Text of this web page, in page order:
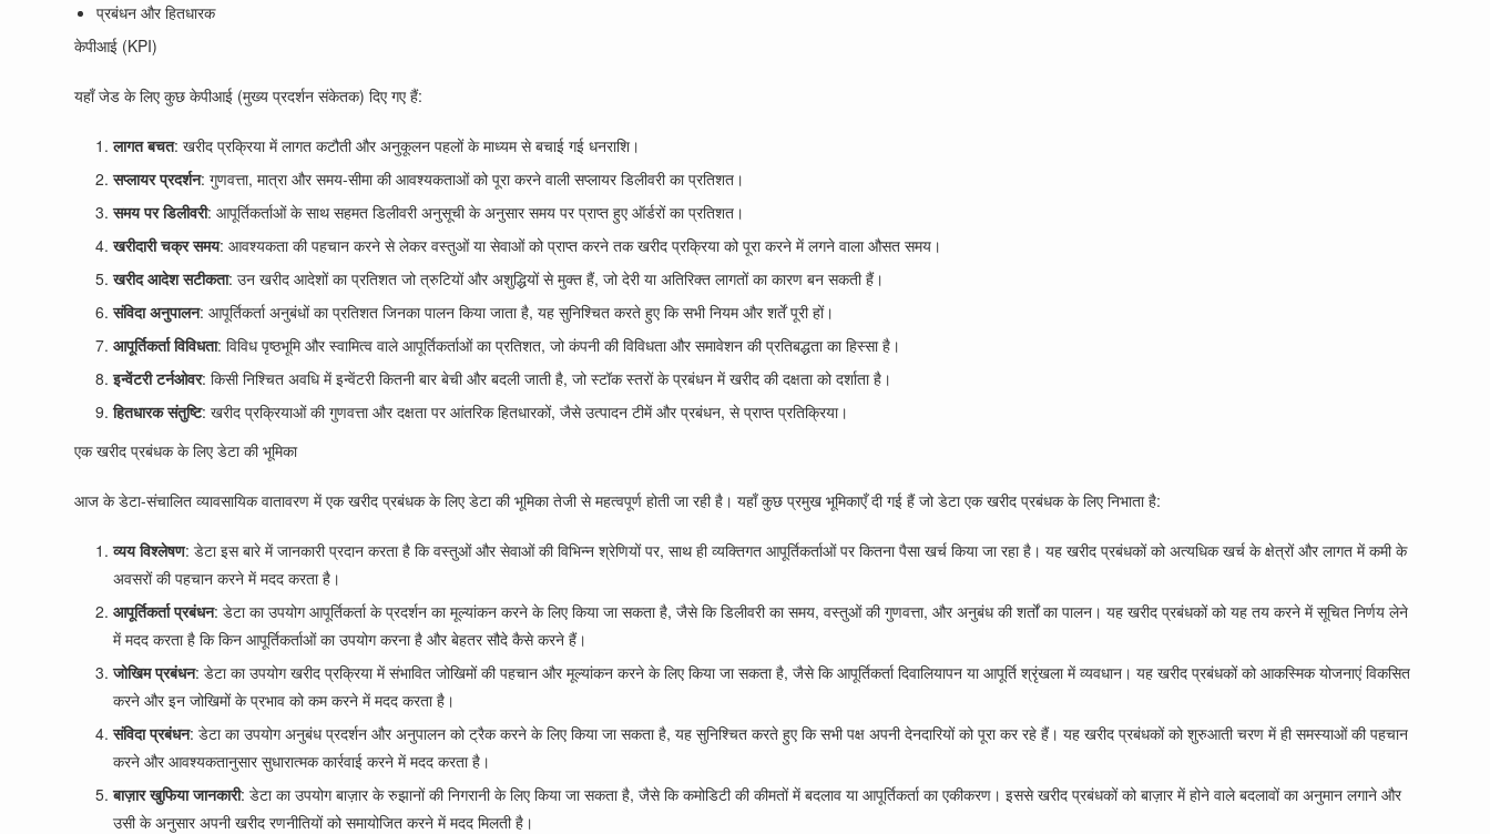
प्रबंधन और हितधारक
केपीआई (KPI)
यहाँ जेड के लिए कुछ केपीआई (मुख्य प्रदर्शन संकेतक) दिए गए हैं:
लागत बचत: खरीद प्रक्रिया में लागत कटौती और अनुकूलन पहलों के माध्यम से बचाई गई धनराशि।
सप्लायर प्रदर्शन: गुणवत्ता, मात्रा और समय-सीमा की आवश्यकताओं को पूरा करने वाली सप्लायर डिलीवरी का प्रतिशत।
समय पर डिलीवरी: आपूर्तिकर्ताओं के साथ सहमत डिलीवरी अनुसूची के अनुसार समय पर प्राप्त हुए ऑर्डरों का प्रतिशत।
खरीदारी चक्र समय: आवश्यकता की पहचान करने से लेकर वस्तुओं या सेवाओं को प्राप्त करने तक खरीद प्रक्रिया को पूरा करने में लगने वाला औसत समय।
खरीद आदेश सटीकता: उन खरीद आदेशों का प्रतिशत जो त्रुटियों और अशुद्धियों से मुक्त हैं, जो देरी या अतिरिक्त लागतों का कारण बन सकती हैं।
संविदा अनुपालन: आपूर्तिकर्ता अनुबंधों का प्रतिशत जिनका पालन किया जाता है, यह सुनिश्चित करते हुए कि सभी नियम और शर्तें पूरी हों।
आपूर्तिकर्ता विविधता: विविध पृष्ठभूमि और स्वामित्व वाले आपूर्तिकर्ताओं का प्रतिशत, जो कंपनी की विविधता और समावेशन की प्रतिबद्धता का हिस्सा है।
इन्वेंटरी टर्नओवर: किसी निश्चित अवधि में इन्वेंटरी कितनी बार बेची और बदली जाती है, जो स्टॉक स्तरों के प्रबंधन में खरीद की दक्षता को दर्शाता है।
हितधारक संतुष्टि: खरीद प्रक्रियाओं की गुणवत्ता और दक्षता पर आंतरिक हितधारकों, जैसे उत्पादन टीमें और प्रबंधन, से प्राप्त प्रतिक्रिया।
एक खरीद प्रबंधक के लिए डेटा की भूमिका
आज के डेटा-संचालित व्यावसायिक वातावरण में एक खरीद प्रबंधक के लिए डेटा की भूमिका तेजी से महत्वपूर्ण होती जा रही है। यहाँ कुछ प्रमुख भूमिकाएँ दी गई हैं जो डेटा एक खरीद प्रबंधक के लिए निभाता है:
व्यय विश्लेषण: डेटा इस बारे में जानकारी प्रदान करता है कि वस्तुओं और सेवाओं की विभिन्न श्रेणियों पर, साथ ही व्यक्तिगत आपूर्तिकर्ताओं पर कितना पैसा खर्च किया जा रहा है। यह खरीद प्रबंधकों को अत्यधिक खर्च के क्षेत्रों और लागत में कमी के
अवसरों की पहचान करने में मदद करता है।
आपूर्तिकर्ता प्रबंधन: डेटा का उपयोग आपूर्तिकर्ता के प्रदर्शन का मूल्यांकन करने के लिए किया जा सकता है, जैसे कि डिलीवरी का समय, वस्तुओं की गुणवत्ता, और अनुबंध की शर्तों का पालन। यह खरीद प्रबंधकों को यह तय करने में सूचित निर्णय लेने
में मदद करता है कि किन आपूर्तिकर्ताओं का उपयोग करना है और बेहतर सौदे कैसे करने हैं।
जोखिम प्रबंधन: डेटा का उपयोग खरीद प्रक्रिया में संभावित जोखिमों की पहचान और मूल्यांकन करने के लिए किया जा सकता है, जैसे कि आपूर्तिकर्ता दिवालियापन या आपूर्ति श्रृंखला में व्यवधान। यह खरीद प्रबंधकों को आकस्मिक योजनाएं विकसित
करने और इन जोखिमों के प्रभाव को कम करने में मदद करता है।
संविदा प्रबंधन: डेटा का उपयोग अनुबंध प्रदर्शन और अनुपालन को ट्रैक करने के लिए किया जा सकता है, यह सुनिश्चित करते हुए कि सभी पक्ष अपनी देनदारियों को पूरा कर रहे हैं। यह खरीद प्रबंधकों को शुरुआती चरण में ही समस्याओं की पहचान
करने और आवश्यकतानुसार सुधारात्मक कार्रवाई करने में मदद करता है।
बाज़ार खुफिया जानकारी: डेटा का उपयोग बाज़ार के रुझानों की निगरानी के लिए किया जा सकता है, जैसे कि कमोडिटी की कीमतों में बदलाव या आपूर्तिकर्ता का एकीकरण। इससे खरीद प्रबंधकों को बाज़ार में होने वाले बदलावों का अनुमान लगाने और
उसी के अनुसार अपनी खरीद रणनीतियों को समायोजित करने में मदद मिलती है।